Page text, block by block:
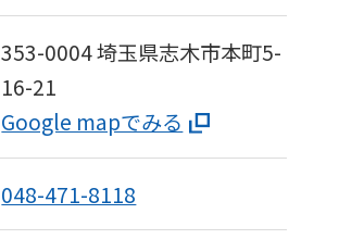
353-0004埼玉県志木市本町5-
16-21
Google mapでみる
048-471-8118
use
an
translation
service,
the
Japanese